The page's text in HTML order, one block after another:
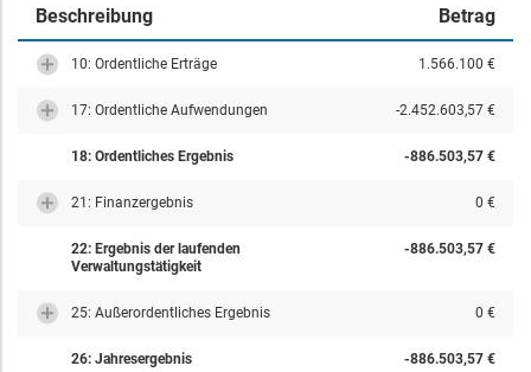
Beschreibung Betrag
10: Ordentliche Erträge 1.566.100 €
17: Ordentliche Aufwendungen -2.452.603,57 €
18: Ordentliches Ergebnis -886.503,57 €
21: Finanzergebnis 0 €
22: Ergebnis der laufenden
Verwaltungstätigkeit
-886.503,57 €
25: Außerordentliches Ergebnis 0 €
26: Jahresergebnis -886.503,57 €